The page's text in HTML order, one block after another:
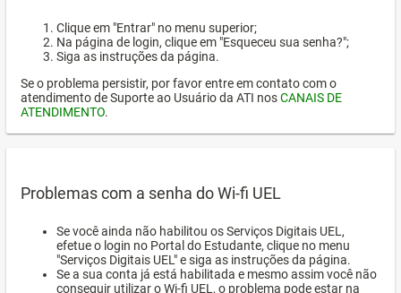
Clique em "Entrar" no menu superior;
Na página de login, clique em "Esqueceu sua senha?";
Siga as instruções da página.
Se o problema persistir, por favor entre em contato com o
atendimento de Suporte ao Usuário da ATI nosCANAIS DE
ATENDIMENTO.
Problemas com a senha do Wi-fi UEL
Se você ainda não habilitou os Serviços Digitais UEL,
efetue o login no Portal do Estudante, clique no menu
"Serviços Digitais UEL" e siga as instruções da página.
Se a sua conta já está habilitada e mesmo assim você não
conseguir utilizar o Wi-fi UEL, o problema pode estar na